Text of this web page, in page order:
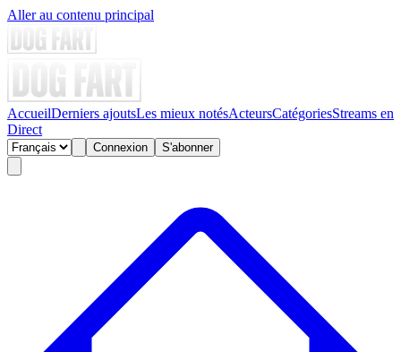
Aller au contenu principal
AccueilDerniers ajoutsLes mieux notésActeursCatégoriesStreams en
Direct
Connexion S'abonner